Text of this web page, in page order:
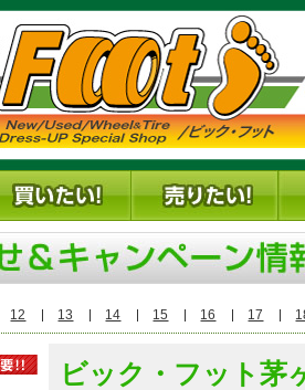
12 13 14 15 16 17
ビック・フット茅